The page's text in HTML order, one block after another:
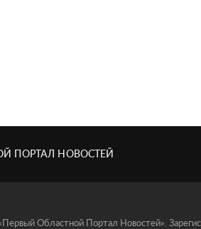
ПОРТАЛ НОВОСТЕЙ
Областной Портал Новостей».